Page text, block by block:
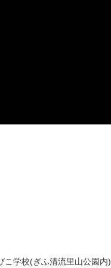
こ学校(ぎふ清流里山公園内)